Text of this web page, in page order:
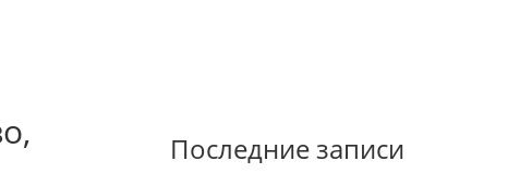
Последние записи